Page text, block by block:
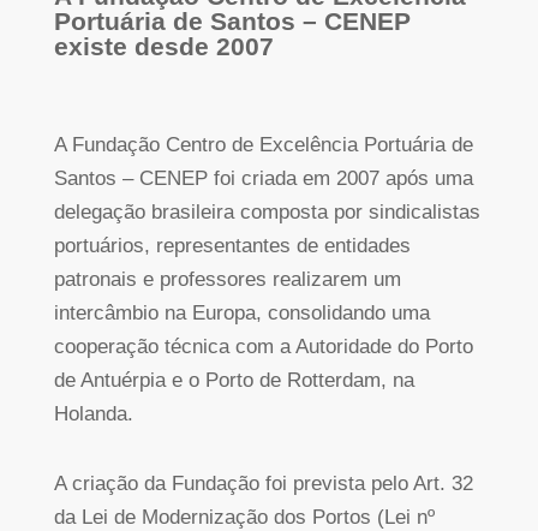
Portuária de Santos – CENEP
existe desde 2007
A Fundação Centro de Excelência Portuária de
Santos – CENEP foi criada em 2007 após uma
delegação brasileira composta por sindicalistas
portuários, representantes de entidades
patronais e professores realizarem um
intercâmbio na Europa, consolidando uma
cooperação técnica com a Autoridade do Porto
de Antuérpia e o Porto de Rotterdam, na
Holanda.
A criação da Fundação foi prevista pelo Art. 32
da Lei de Modernização dos Portos (Lei nº